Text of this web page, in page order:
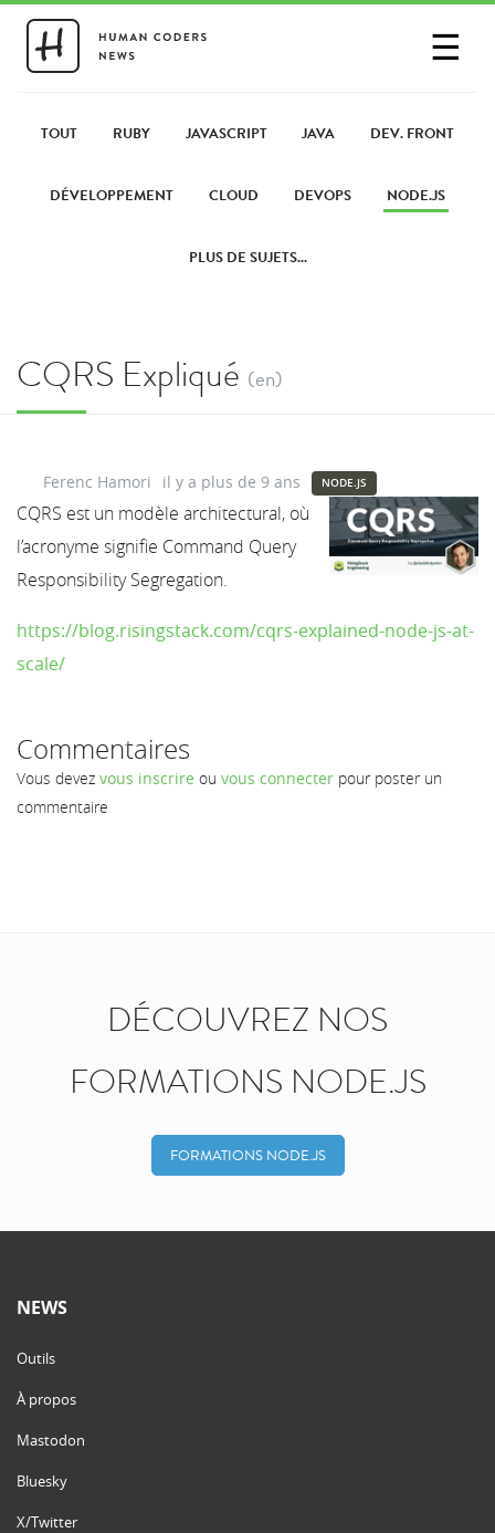
☰
PARTAGER UN LIEN
TOUT RUBY JAVASCRIPT JAVA DEV. FRONT
DÉVELOPPEMENT CLOUD DEVOPS NODE.JS
PLUS DE SUJETS...
CQRS Expliqué (en)
Ferenc Hamori il y a plus de 9 ans NODE.JS
CQRS est un modèle architectural, où
l’acronyme signifie Command Query
Responsibility Segregation.
https://blog.risingstack.com/cqrs-explained-node-js-at-
scale/
Commentaires
Vous devez vous inscrire ou vous connecter pour poster un
commentaire
DÉCOUVREZ NOS
FORMATIONS NODE.JS
FORMATIONS NODE.JS
NEWS
Outils
À propos
Mastodon
Bluesky
X/Twitter